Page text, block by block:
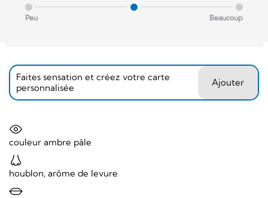
Peu Beaucoup
Faites sensation et créez votre carte
personnalisée
Ajouter
couleur ambre pâle
houblon, arôme de levure